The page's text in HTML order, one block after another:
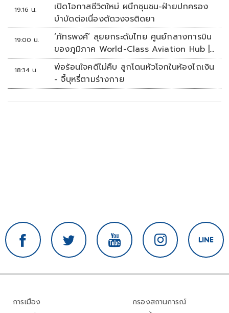
19:16 น.
เปิดโอกาสชีวิตใหม่ ผนึกชุมชน-ฝ่ายปกครอง
บำบัดต่อเนื่องตัดวงจรติดยา
19:00 น.
‘ภัทรพงศ์’ ลุยยกระดับไทย ศูนย์กลางการบิน
ของภูมิภาค World-Class Aviation Hub |
ห้องข่าวไทยโพสต์สุดสัปดาห์
18:34 น.
พ่อร้อนใจคดีไม่คืบ ลูกโดนหัวโจกในห้องไถเงิน
- จี้บุหรี่ตามร่างกาย
การเมือง
กรองสถานการณ์